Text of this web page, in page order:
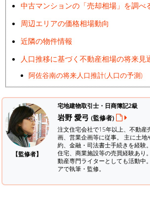
中古マンションの「売却相場」を調べ
周辺エリアの価格相場動向
近隣の物件情報
人口推移に基づく不動産相場の将来見
阿佐谷南の将来人口推計(人口の予測)
【監修者】
宅地建物取引士・日商簿記2級
岩野 愛弓 (監修者)
注文住宅会社で15年以上、不動産
画、営業企画等に従事。 主に土
約、金融・司法書士手続きを経験。
住宅、商業施設等の売買経験あり
動産専門ライターとしても活動中
アで執筆・監修。